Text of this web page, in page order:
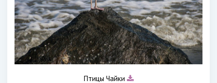
Птицы Чайки